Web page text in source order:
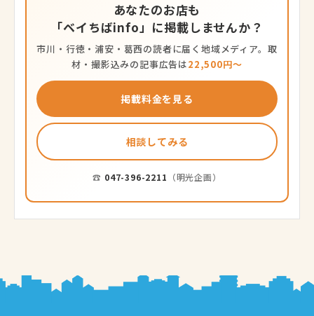
あなたのお店も
「ベイちばinfo」に掲載しませんか？
市川・行徳・浦安・葛西の読者に届く地域メディア。取
材・撮影込みの記事広告は22,500円〜
掲載料金を見る
相談してみる
☎ 047-396-2211 （明光企画）